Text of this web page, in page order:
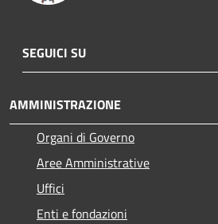
SEGUICI SU
AMMINISTRAZIONE
Organi di Governo
Aree Amministrative
Uffici
Enti e fondazioni